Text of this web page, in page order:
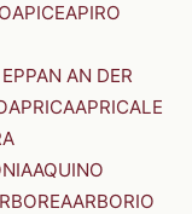
APICEAPIRO
AN DER
APRICAAPRICALE
AQUINO
ARBORIO